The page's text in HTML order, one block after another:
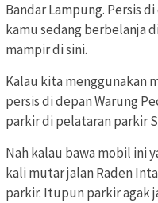
Bandar Lampung. Persis
kamu sedang berbelanja
mampir di sini.
Kalau kita menggunakan
persis di depan Warung
parkir di pelataran parkir
Nah kalau bawa mobil ini
kali mutar jalan Raden
parkir. Itupun parkir agak